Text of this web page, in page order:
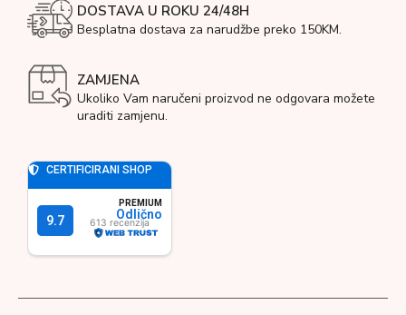
DOSTAVA U ROKU 24/48H
Besplatna dostava za narudžbe preko 150KM.
ZAMJENA
Ukoliko Vam naručeni proizvod ne odgovara možete
uraditi zamjenu.